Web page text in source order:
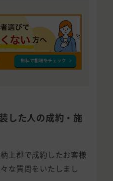
した人の成約・施
上郡で成約したお客様
な質問をいたしまし